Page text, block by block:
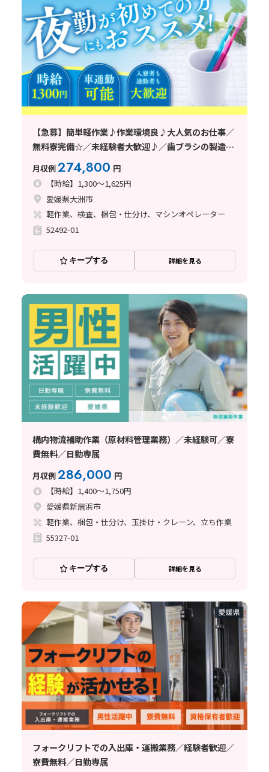
【急募】簡単軽作業♪作業環境良♪大人気のお仕事／
無料寮完備☆／未経験者大歓迎♪／歯ブラシの製造／
年齢層幅広く活躍中／愛媛県／2026年メーカー様直接
雇用実績有り
月収例274,800 円
【時給】1,300～1,625円
愛媛県大洲市
軽作業、検査、梱包・仕分け、マシンオペレーター
52492-01
キープする 詳細を見る
構内物流補助作業（原材料管理業務）／未経験可／寮
費無料／日勤専属
月収例286,000 円
【時給】1,400～1,750円
愛媛県新居浜市
軽作業、梱包・仕分け、玉掛け・クレーン、立ち作業
55327-01
キープする 詳細を見る
フォークリフトでの入出庫・運搬業務／経験者歓迎／
寮費無料／日勤専属